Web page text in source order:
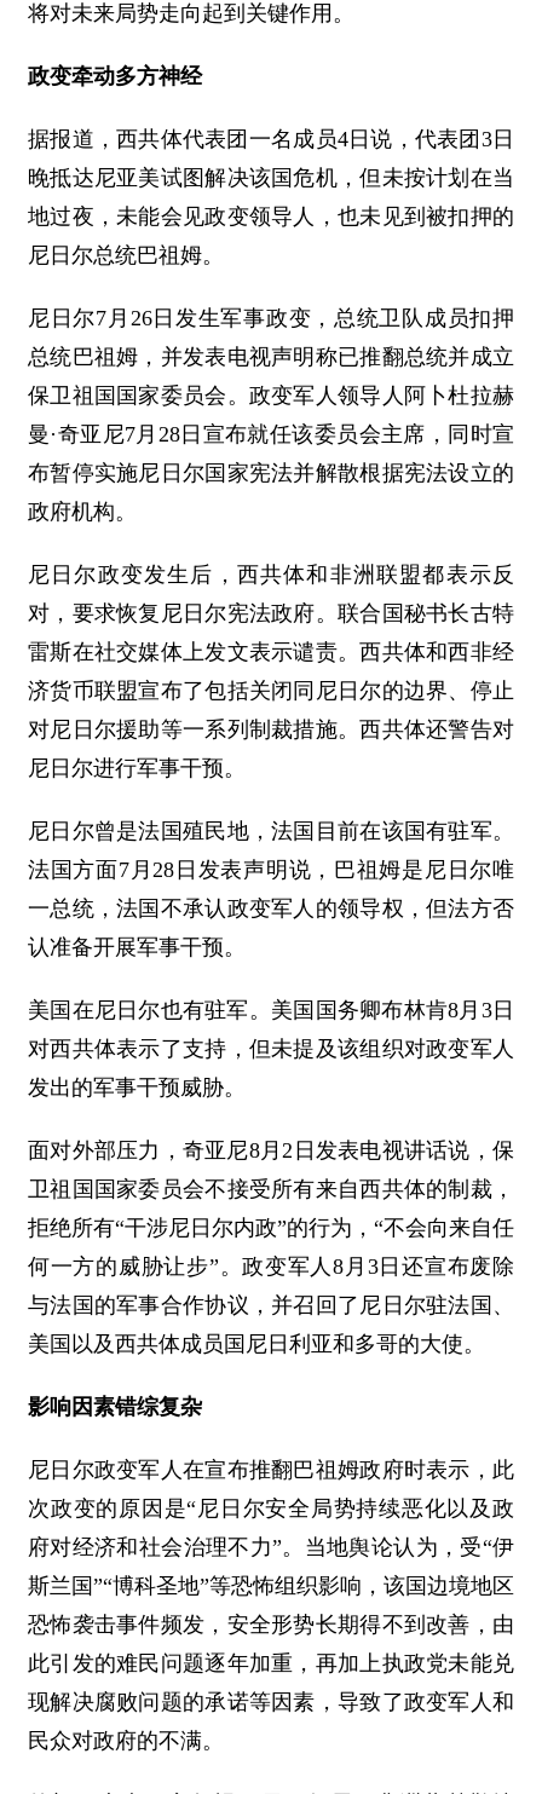
将对未来局势走向起到关键作用。
政变牵动多方神经
据报道，西共体代表团一名成员4日说，代表团3日
晚抵达尼亚美试图解决该国危机，但未按计划在当
地过夜，未能会见政变领导人，也未见到被扣押的
尼日尔总统巴祖姆。
尼日尔7月26日发生军事政变，总统卫队成员扣押
总统巴祖姆，并发表电视声明称已推翻总统并成立
保卫祖国国家委员会。政变军人领导人阿卜杜拉赫
曼·奇亚尼7月28日宣布就任该委员会主席，同时宣
布暂停实施尼日尔国家宪法并解散根据宪法设立的
政府机构。
尼日尔政变发生后，西共体和非洲联盟都表示反
对，要求恢复尼日尔宪法政府。联合国秘书长古特
雷斯在社交媒体上发文表示谴责。西共体和西非经
济货币联盟宣布了包括关闭同尼日尔的边界、停止
对尼日尔援助等一系列制裁措施。西共体还警告对
尼日尔进行军事干预。
尼日尔曾是法国殖民地，法国目前在该国有驻军。
法国方面7月28日发表声明说，巴祖姆是尼日尔唯
一总统，法国不承认政变军人的领导权，但法方否
认准备开展军事干预。
美国在尼日尔也有驻军。美国国务卿布林肯8月3日
对西共体表示了支持，但未提及该组织对政变军人
发出的军事干预威胁。
面对外部压力，奇亚尼8月2日发表电视讲话说，保
卫祖国国家委员会不接受所有来自西共体的制裁，
拒绝所有“干涉尼日尔内政”的行为，“不会向来自任
何一方的威胁让步”。政变军人8月3日还宣布废除
与法国的军事合作协议，并召回了尼日尔驻法国、
美国以及西共体成员国尼日利亚和多哥的大使。
影响因素错综复杂
尼日尔政变军人在宣布推翻巴祖姆政府时表示，此
次政变的原因是“尼日尔安全局势持续恶化以及政
府对经济和社会治理不力”。当地舆论认为，受“伊
斯兰国”“博科圣地”等恐怖组织影响，该国边境地区
恐怖袭击事件频发，安全形势长期得不到改善，由
此引发的难民问题逐年加重，再加上执政党未能兑
现解决腐败问题的承诺等因素，导致了政变军人和
民众对政府的不满。